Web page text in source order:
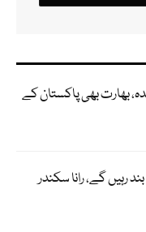
بھارت بھی پاکستان کے
تک بند رہیں گے، رانا سکندر